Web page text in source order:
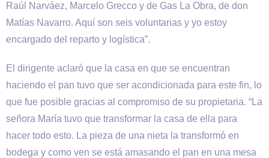
Raúl Narváez, Marcelo Grecco y de Gas La Obra, de don
Matías Navarro. Aquí son seis voluntarias y yo estoy
encargado del reparto y logística”.
El dirigente aclaró que la casa en que se encuentran
haciendo el pan tuvo que ser acondicionada para este fin, lo
que fue posible gracias al compromiso de su propietaria. “La
señora María tuvo que transformar la casa de ella para
hacer todo esto. La pieza de una nieta la transformó en
bodega y como ven se está amasando el pan en una mesa